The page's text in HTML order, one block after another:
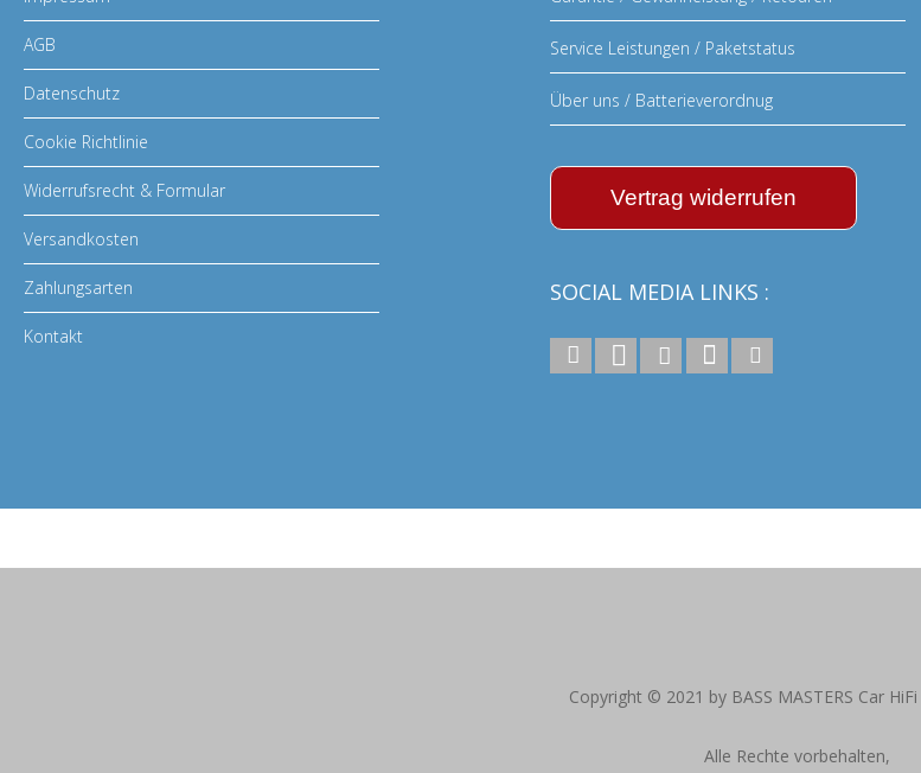
AGB
Datenschutz
Cookie Richtlinie
Widerrufsrecht & Formular
Versandkosten
Zahlungsarten
Kontakt
Service Leistungen / Paketstatus
Über uns / Batterieverordnug
Vertrag widerrufen
SOCIAL MEDIA LINKS :
Copyright © 2021 by BASS MASTERS Car
Alle Rechte vorbehalten,